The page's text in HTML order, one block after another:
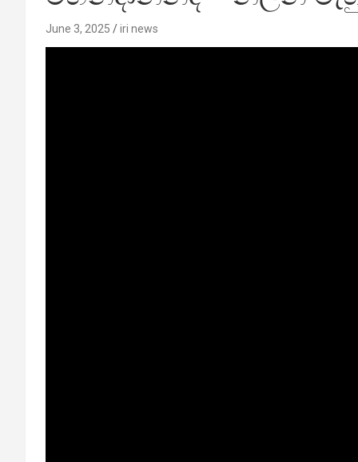
June 3, 2025 iri news